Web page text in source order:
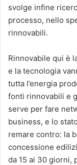
svolge infine
processo, nello
rinnovabili.
Rinnovabile qui è
e la tecnologia
tutta l’energia
fonti rinnovabili e
serve per fare
business, e lo
remare contro: la
concessione
da 15 ai 30 giorni,